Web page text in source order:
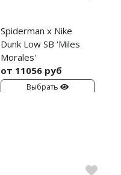
Spiderman x Nike
Dunk Low SB 'Miles
Morales'
от 11056 руб
Выбрать